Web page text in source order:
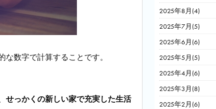
数字で計算することです。
せっかくの新しい家で充実した生活
2025年8月(4)
2025年7月(5)
2025年6月(6)
2025年5月(5)
2025年4月(6)
2025年3月(8)
2025年2月(6)